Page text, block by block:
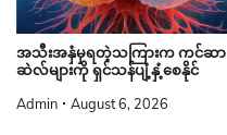
အသီးအနှံမှရတဲ့သကြားက ကင်ဆာ
ဆဲလ်များကို ရှင်သန်ပျံ့နှံ့စေနိုင်
Admin August 6, 2026